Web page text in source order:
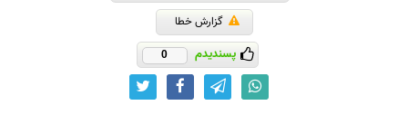
گزارش خطا
پسندیدم 0